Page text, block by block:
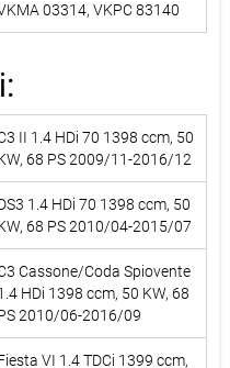
03314, VKPC 83140
II 1.4 HDi 70 1398 ccm, 50
68 PS 2009/11-2016/12
1.4 HDi 70 1398 ccm, 50
68 PS 2010/04-2015/07
Cassone/Coda Spiovente
HDi 1398 ccm, 50 KW, 68
2010/06-2016/09
VI 1.4 TDCi 1399 ccm,